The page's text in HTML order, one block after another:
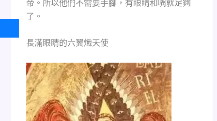
帝。所以他們不需要手腳，有眼睛和嘴就足夠
了。
長滿眼睛的六翼熾天使